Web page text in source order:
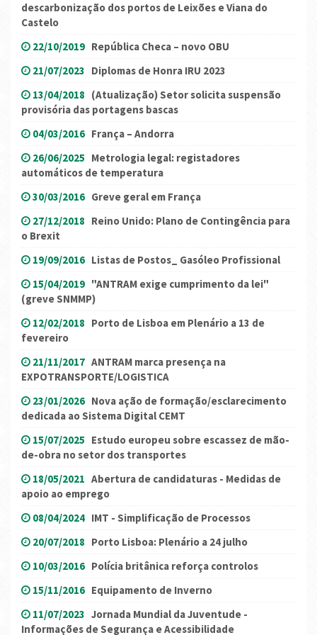
descarbonização dos portos de Leixões e Viana do
Castelo
22/10/2019 República Checa – novo OBU
21/07/2023 Diplomas de Honra IRU 2023
13/04/2018 (Atualização) Setor solicita suspensão
provisória das portagens bascas
04/03/2016 França – Andorra
26/06/2025 Metrologia legal: registadores
automáticos de temperatura
30/03/2016 Greve geral em França
27/12/2018 Reino Unido: Plano de Contingência para
o Brexit
19/09/2016 Listas de Postos_ Gasóleo Profissional
15/04/2019 "ANTRAM exige cumprimento da lei"
(greve SNMMP)
12/02/2018 Porto de Lisboa em Plenário a 13 de
fevereiro
21/11/2017 ANTRAM marca presença na
EXPOTRANSPORTE/LOGISTICA
23/01/2026 Nova ação de formação/esclarecimento
dedicada ao Sistema Digital CEMT
15/07/2025 Estudo europeu sobre escassez de mão-
de-obra no setor dos transportes
18/05/2021 Abertura de candidaturas - Medidas de
apoio ao emprego
08/04/2024 IMT - Simplificação de Processos
20/07/2018 Porto Lisboa: Plenário a 24 julho
10/03/2016 Polícia britânica reforça controlos
15/11/2016 Equipamento de Inverno
11/07/2023 Jornada Mundial da Juventude -
Informações de Segurança e Acessibilidade